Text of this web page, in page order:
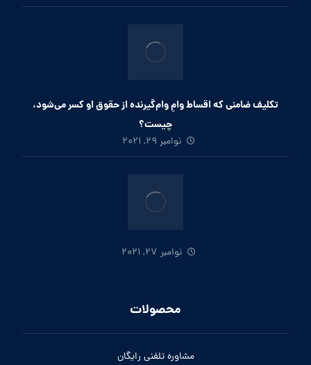
تکلیف ضامنی که اقساط وامِ وام‌گیرنده از حقوق او کسر می‌شود،
چیست؟
نوامبر 29, 2021
نوامبر 27, 2021
محصولات
مشاوره تلفنی رایگان